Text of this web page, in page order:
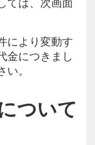
ては、次画面
により変動す
金につきまし
。
ついて